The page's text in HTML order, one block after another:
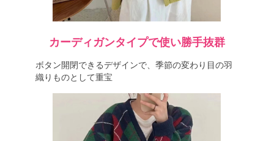
カーディガンタイプで使い勝手抜群
ボタン開閉できるデザインで、季節の変わり目の羽
織りものとして重宝